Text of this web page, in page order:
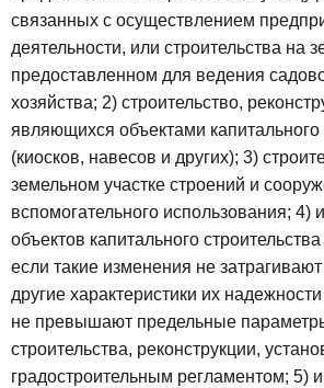
связанных с осуществлением
деятельности, или строительства на
предоставленном для ведения
хозяйства; 2) строительство,
являющихся объектами капитального
(киосков, навесов и других); 3)
земельном участке строений и
вспомогательного использования; 4)
объектов капитального
если такие изменения не
другие характеристики их
не превышают предельные
строительства, реконструкции,
градостроительным регламентом; 5)